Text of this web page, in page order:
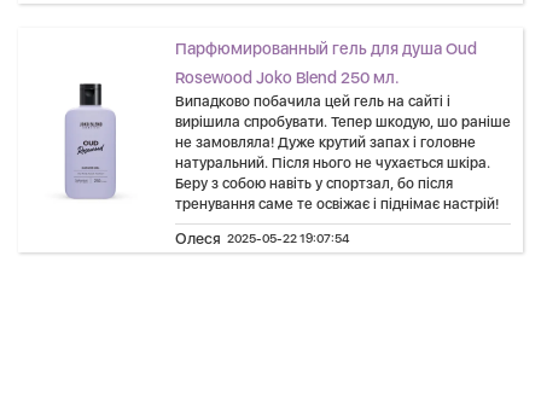
Парфюмированный гель для душа Oud
Rosewood Joko Blend 250 мл.
Випадково побачила цей гель на сайті і
вирішила спробувати. Тепер шкодую, шо раніше
не замовляла! Дуже крутий запах і головне
натуральний. Після нього не чухається шкіра.
Беру з собою навіть у спортзал, бо після
тренування саме те освіжає і піднімає настрій!
Олеся 2025-05-22 19:07:54